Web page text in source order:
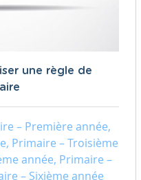
une règle de
– Première année,
Primaire – Troisième
année, Primaire –
– Sixième année